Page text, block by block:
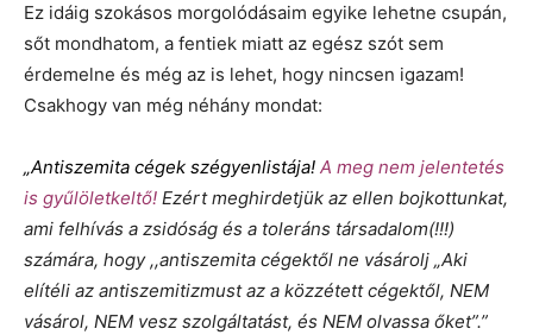
Ez idáig szokásos morgolódásaim egyike lehetne csupán,
sőt mondhatom, a fentiek miatt az egész szót sem
érdemelne és még az is lehet, hogy nincsen igazam!
Csakhogy van még néhány mondat:
„Antiszemita cégek szégyenlistája! A meg nem jelentetés
is gyűlöletkeltő! Ezért meghirdetjük az ellen bojkottunkat,
ami felhívás a zsidóság és a toleráns társadalom(!!!)
számára, hogy ,,antiszemita cégektől ne vásárolj „Aki
elítéli az antiszemitizmust az a közzétett cégektől, NEM
vásárol, NEM vesz szolgáltatást, és NEM olvassa őket”.”